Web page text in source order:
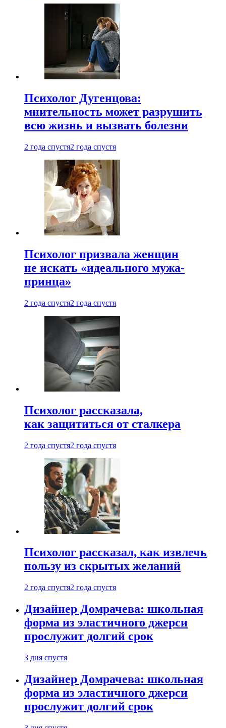
Психолог Дугенцова:
мнительность может разрушить
всю жизнь и вызвать болезни
2 года спустя2 года спустя
Психолог призвала женщин
не искать «идеального мужа-
принца»
2 года спустя2 года спустя
Психолог рассказала,
как защититься от сталкера
2 года спустя2 года спустя
Психолог рассказал, как извлечь
пользу из скрытых желаний
2 года спустя2 года спустя
Дизайнер Домрачева: школьная
форма из эластичного джерси
прослужит долгий срок
3 дня спустя
Дизайнер Домрачева: школьная
форма из эластичного джерси
прослужит долгий срок